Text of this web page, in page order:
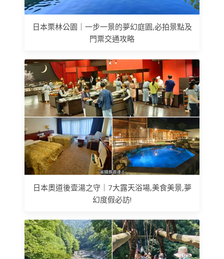
日本栗林公園｜一步一景的夢幻庭園,必拍景點及
門票交通攻略
日本奧道後壹湯之守｜7大露天浴場,美食美景,夢
幻度假必訪!